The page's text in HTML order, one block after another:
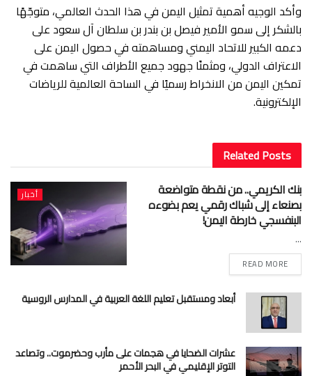
وأكد الوجيه أهمية تمثيل اليمن في هذا الحدث العالمي، متوجّهًا
بالشكر إلى سمو الأمير فيصل بن بندر بن سلطان آل سعود على
دعمه الكبير للاتحاد اليمني ومساهمته في حصول اليمن على
الاعتراف الدولي، ومثمنًا جهود جميع الأطراف التي ساهمت في
تمكين اليمن من الانخراط رسميًا في الساحة العالمية للرياضات
الإلكترونية.
RelatedPosts
أخبار بنك الكريمي.. من نقطة متواضعة
بصنعاء إلى شباك رقمي يعم بضوءه
البنفسجي خارطة اليمن!
...
READ MORE
أبعاد ومستقبل تعليم اللغة العربية في المدارس الروسية
عشرات الضحايا في هجمات على مأرب وحضرموت.. وتصاعد
التوتر الإقليمي في البحر الأحمر